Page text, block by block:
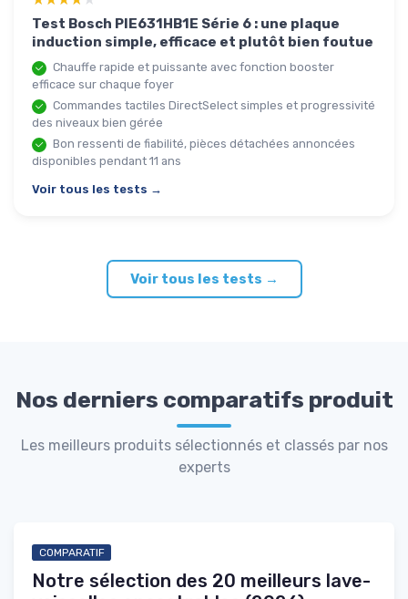
Test Bosch PIE631HB1E Série 6 : une plaque
induction simple, efficace et plutôt bien foutue
Chauffe rapide et puissante avec fonction booster
efficace sur chaque foyer
Commandes tactiles DirectSelect simples et progressivité
des niveaux bien gérée
Bon ressenti de fiabilité, pièces détachées annoncées
disponibles pendant 11 ans
Voir tous les tests →
Voir tous les tests →
Nos derniers comparatifs produit
Les meilleurs produits sélectionnés et classés par nos
experts
COMPARATIF
Notre sélection des 20 meilleurs lave-